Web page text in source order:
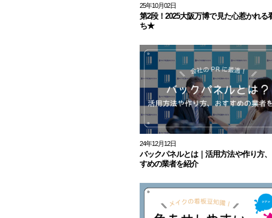
25年10月02日
第2段！2025大阪万博で見た心惹かれる
ち★
24年12月12日
バックパネルとは｜活用方法や作り方
すめの業者を紹介